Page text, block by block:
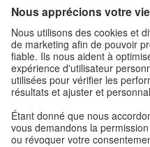
Conditions d'utilisation